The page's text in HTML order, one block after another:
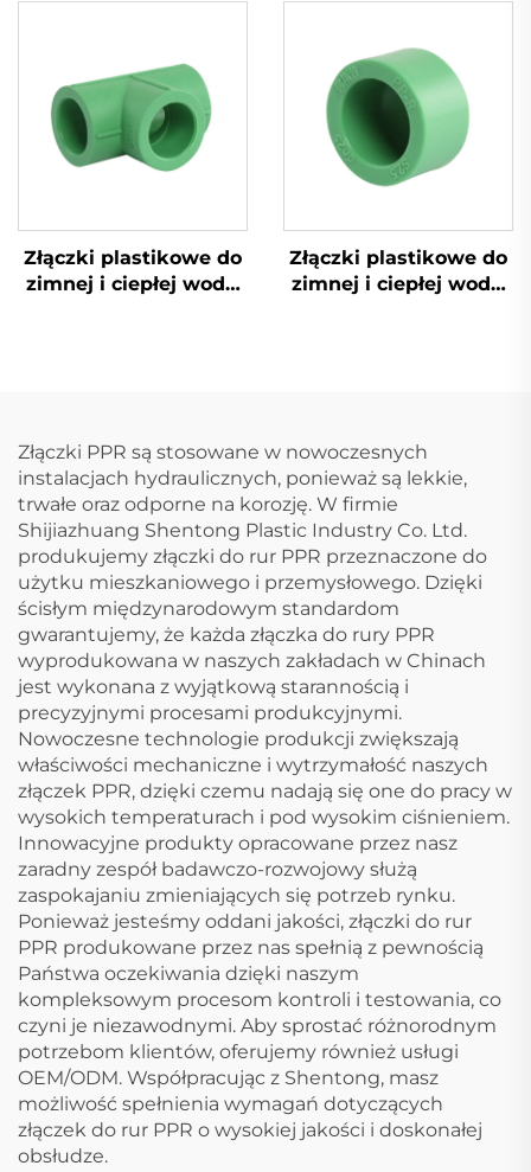
Złączki plastikowe do
zimnej i ciepłej wody,
Złączki plastikowe do
zimnej i ciepłej wody,
Złączki PPR są stosowane w nowoczesnych
instalacjach hydraulicznych, ponieważ są lekkie,
trwałe oraz odporne na korozję. W firmie
Shijiazhuang Shentong Plastic Industry Co. Ltd.
produkujemy złączki do rur PPR przeznaczone do
użytku mieszkaniowego i przemysłowego. Dzięki
ścisłym międzynarodowym standardom
gwarantujemy, że każda złączka do rury PPR
wyprodukowana w naszych zakładach w Chinach
jest wykonana z wyjątkową starannością i
precyzyjnymi procesami produkcyjnymi.
Nowoczesne technologie produkcji zwiększają
właściwości mechaniczne i wytrzymałość naszych
złączek PPR, dzięki czemu nadają się one do pracy w
wysokich temperaturach i pod wysokim ciśnieniem.
Innowacyjne produkty opracowane przez nasz
zaradny zespół badawczo-rozwojowy służą
zaspokajaniu zmieniających się potrzeb rynku.
Ponieważ jesteśmy oddani jakości, złączki do rur
PPR produkowane przez nas spełnią z pewnością
Państwa oczekiwania dzięki naszym
kompleksowym procesom kontroli i testowania, co
czyni je niezawodnymi. Aby sprostać różnorodnym
potrzebom klientów, oferujemy również usługi
OEM/ODM. Współpracując z Shentong, masz
możliwość spełnienia wymagań dotyczących
złączek do rur PPR o wysokiej jakości i doskonałej
obsłudze.